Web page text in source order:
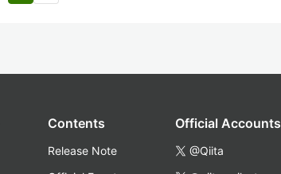
Contents
Release Note
Official Accounts
@Qiita